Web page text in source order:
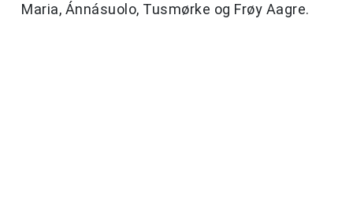
Maria, Ánnásuolo, Tusmørke og Frøy Aagre.